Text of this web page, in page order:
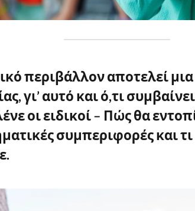
περιβάλλον αποτελεί
γι’ αυτό και ό,τι
οι ειδικοί – Πώς θα
συμπεριφορές και